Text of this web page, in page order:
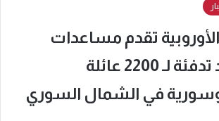
تقدم مساعدات
غذائية ومواد تدفئة لـ 2200 عائلة
في الشمال السوري